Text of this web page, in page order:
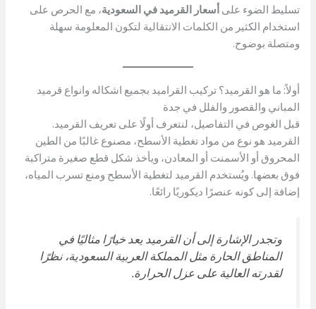
تسليط الضوء علىأسعار القرميد في السعودية، مع الحرص على
استخدام الكثير من الكلمات الانتقالية لتكون المعلومة سهلة
ومتصلة بوضوح.
أولاً: ما هو القرميد؟ تركيب القراميد بجميع اشكاله وانواع قرميد
المباني والقصور والفلل في جدة
قبل الغوص في التفاصيل، لنتعرف أولًا على تعريف القرميد.
القرميد هو نوع من مواد تغطية الأسطح، مصنوع غالبًا من الطين
المحروق أو الأسمنت أو المعادن، ويأخذ شكل قطع صغيرة متراكبة
فوق بعضها. ويُستخدم القرميد لتغطية الأسطح ومنع تسرب المياه،
إضافة إلى كونه عنصرًا ديكوريًا رائعًا.
وتجدر الإشارة إلى أن القرميد يعد خيارًا مثاليًا في
المناطق الحارة مثل المملكة العربية السعودية، نظرًا
لقدرته العالية على عزل الحرارة.